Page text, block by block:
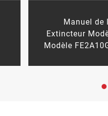
Manuel
Extincteur